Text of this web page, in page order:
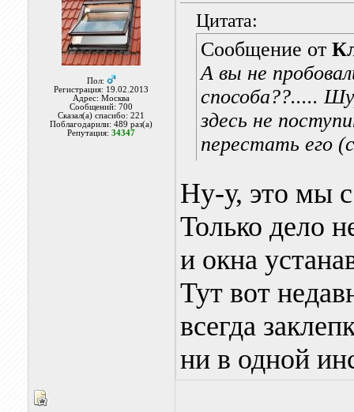
Пол:
Регистрация: 19.02.2013
Адрес: Москва
Сообщений: 700
Сказал(а) спасибо: 221
Поблагодарили: 489 раз(а)
Репутация:34347
Цитата:
Сообщение от
А вы не
способа??.....
здесь не
перестать его
Ну-у, это мы
Только дело
и окна
Тут вот
всегда
ни в одной